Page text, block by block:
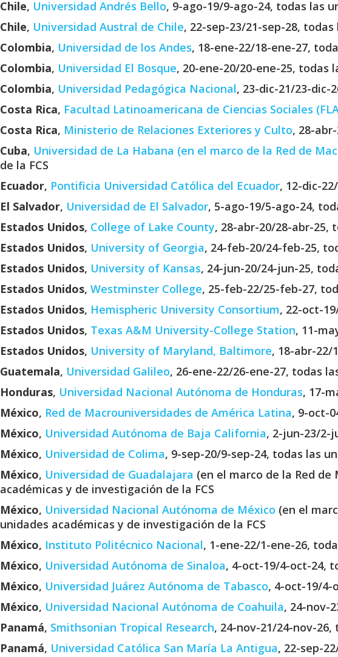
Chile, Universidad Andrés Bello, 9-ago-19/9-ago-24, todas las
Chile, Universidad Austral de Chile, 22-sep-23/21-sep-28,
Colombia, Universidad de los Andes, 18-ene-22/18-ene-27,
Colombia, Universidad El Bosque, 20-ene-20/20-ene-25, todas
Colombia, Universidad Pedagógica Nacional, 23-dic-21/23-dic-
Costa Rica, Facultad Latinoamericana de Ciencias Sociales
Costa Rica, Ministerio de Relaciones Exteriores y Culto, 28-
Cuba, Universidad de La Habana (en el marco de la Red de
de la FCS
Ecuador, Pontificia Universidad Católica del Ecuador, 12-dic-
El Salvador, Universidad de El Salvador, 5-ago-19/5-ago-24,
Estados Unidos, College of Lake County, 28-abr-20/28-abr-25,
Estados Unidos, University of Georgia, 24-feb-20/24-feb-25,
Estados Unidos, University of Kansas, 24-jun-20/24-jun-25,
Estados Unidos, Westminster College, 25-feb-22/25-feb-27,
Estados Unidos, Hemispheric University Consortium, 22-oct-
Estados Unidos, Texas A&M University-College Station, 11-
Estados Unidos, University of Maryland, Baltimore, 18-abr-22/
Guatemala, Universidad Galileo, 26-ene-22/26-ene-27, todas
Honduras, Universidad Nacional Autónoma de Honduras, 17-
México, Red de Macrouniversidades de América Latina, 9-oct-
México, Universidad Autónoma de Baja California, 2-jun-23/2-
México, Universidad de Colima, 9-sep-20/9-sep-24, todas las
México, Universidad de Guadalajara (en el marco de la Red
académicas y de investigación de la FCS
México, Universidad Nacional Autónoma de México (en el
unidades académicas y de investigación de la FCS
México, Instituto Politécnico Nacional, 1-ene-22/1-ene-26,
México, Universidad Autónoma de Sinaloa, 4-oct-19/4-oct-24,
México, Universidad Juárez Autónoma de Tabasco, 4-oct-19/4-
México, Universidad Nacional Autónoma de Coahuila, 24-nov-
Panamá, Smithsonian Tropical Research, 24-nov-21/24-nov-
Panamá, Universidad Católica San María La Antigua, 22-sep-